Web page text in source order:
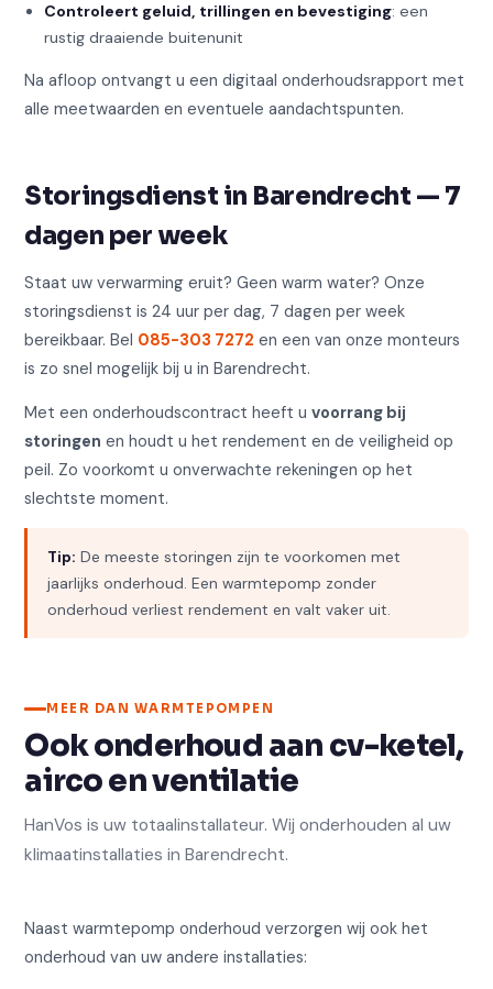
Controleert geluid, trillingen en bevestiging: een
rustig draaiende buitenunit
Na afloop ontvangt u een digitaal onderhoudsrapport met
alle meetwaarden en eventuele aandachtspunten.
Storingsdienst in Barendrecht — 7
dagen per week
Staat uw verwarming eruit? Geen warm water? Onze
storingsdienst is 24 uur per dag, 7 dagen per week
bereikbaar. Bel 085-303 7272 en een van onze monteurs
is zo snel mogelijk bij u in Barendrecht.
Met een onderhoudscontract heeft uvoorrang bij
storingen en houdt u het rendement en de veiligheid op
peil. Zo voorkomt u onverwachte rekeningen op het
slechtste moment.
Tip: De meeste storingen zijn te voorkomen met
jaarlijks onderhoud. Een warmtepomp zonder
onderhoud verliest rendement en valt vaker uit.
MEER DAN WARMTEPOMPEN
Ook onderhoud aan cv-ketel,
airco en ventilatie
HanVos is uw totaalinstallateur. Wij onderhouden al uw
klimaatinstallaties in Barendrecht.
Naast warmtepomp onderhoud verzorgen wij ook het
onderhoud van uw andere installaties: